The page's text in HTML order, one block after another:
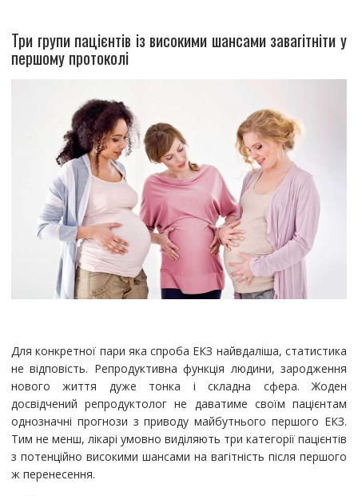
Три групи пацієнтів із високими шансами завагітніти у
першому протоколі
Для конкретної пари яка спроба ЕКЗ найвдаліша, статистика
не відповість. Репродуктивна функція людини, зародження
нового життя дуже тонка і складна сфера. Жоден
досвідчений репродуктолог не даватиме своїм пацієнтам
однозначні прогнози з приводу майбутнього першого ЕКЗ.
Тим не менш, лікарі умовно виділяють три категорії пацієнтів
з потенційно високими шансами на вагітність після першого
ж перенесення.